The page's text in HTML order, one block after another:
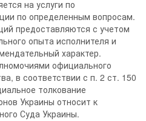
на услуги по
по определенным вопросам.
предоставляются с учетом
опыта исполнителя и
характер.
официального
в соответствии с п. 2 ст. 150
толкование
Украины относит к
Суда Украины.